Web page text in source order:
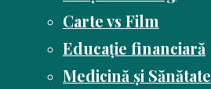
Carte vs Film
Educație financiară
Medicină și Sănătate